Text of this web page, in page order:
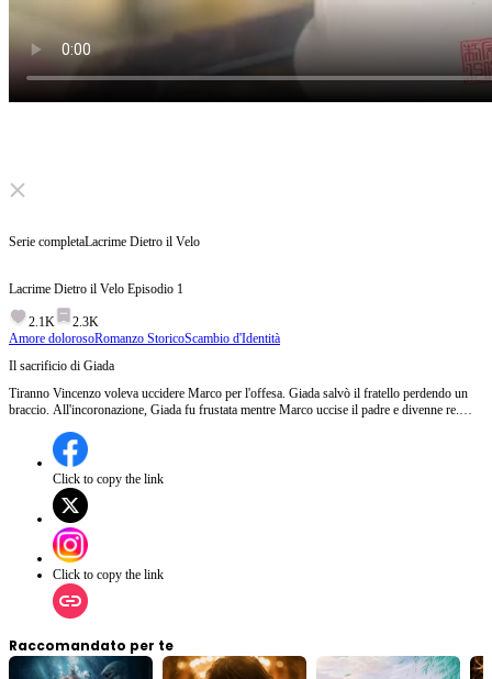
Click to unmute
Serie completaLacrime Dietro il Velo
Lacrime Dietro il Velo Episodio 1
2.1K
2.3K
Amore dolorosoRomanzo StoricoScambio d'Identità
Il sacrificio di Giada
Tiranno Vincenzo voleva uccidere Marco per l'offesa. Giada salvò il fratello perdendo un
braccio. All'incoronazione, Giada fu frustata mentre Marco uccise il padre e divenne re.
la accusò di tradimento e la rinchiuse in un sacco. Marco, istigato, trafisse il sacco... ma
scoprendo la sorella morente, la mano tremante non osò spostarle i capelli dal volto...​
Episodio 1:La principessa Giada Rossi racconta la tragica storia della sua famiglia,
descrivendo il padre tirannico Vincenzo Rossi e il suo odio verso il fratello minore Marco.
Quando Marco viene punito ingiustamente, Giada interviene per salvarlo, perdendo un
braccio. La narrazione rivela il dolore del passato e la crudeltà del padre, culminando nella
disperazione di Giada e Marco.Cosa accadrà a Giada e Marco dopo il terribile sacrificio?
Click to copy the link
Click to copy the link
Raccomandato per te